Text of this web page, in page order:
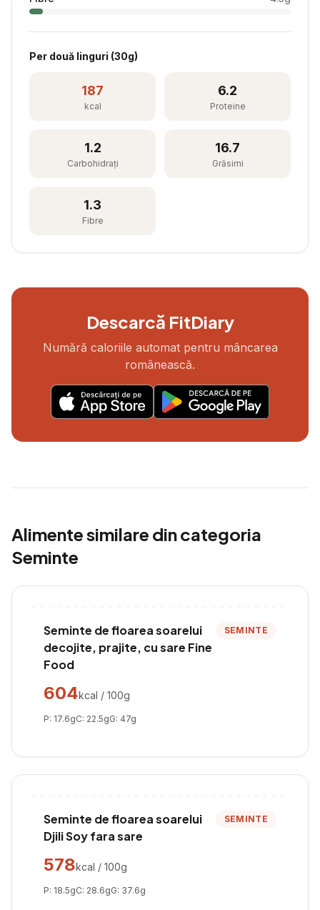
Per două linguri (30g)
187
kcal
6.2
Proteine
1.2
Carbohidrați
16.7
Grăsimi
1.3
Fibre
Descarcă FitDiary
Numără caloriile automat pentru mâncarea
românească.
Alimente similare din categoria
Seminte
Seminte de floarea soarelui
decojite, prajite, cu sare Fine
Food
SEMINTE
604kcal / 100g
P: 17.6gC: 22.5gG: 47g
Seminte de floarea soarelui
Djili Soy fara sare
SEMINTE
578kcal / 100g
P: 18.5gC: 28.6gG: 37.6g